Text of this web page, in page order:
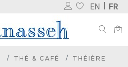
EN FR
THÉ & CAFÉ THÉIÈRE